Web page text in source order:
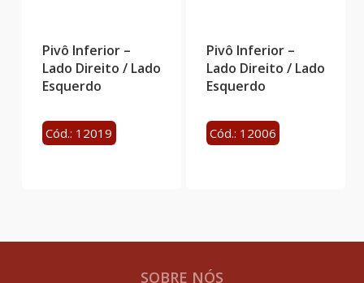
Pivô Inferior –
Lado Direito / Lado
Esquerdo
Cód.: 12019
Pivô Inferior –
Lado Direito / Lado
Esquerdo
Cód.: 12006
SOBRE NÓS